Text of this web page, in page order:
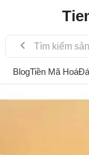
BlogTiền Mã Hoá